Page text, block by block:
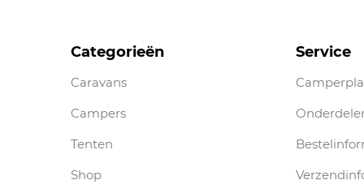
Categorieën
Caravans
Campers
Tenten
Shop
Service